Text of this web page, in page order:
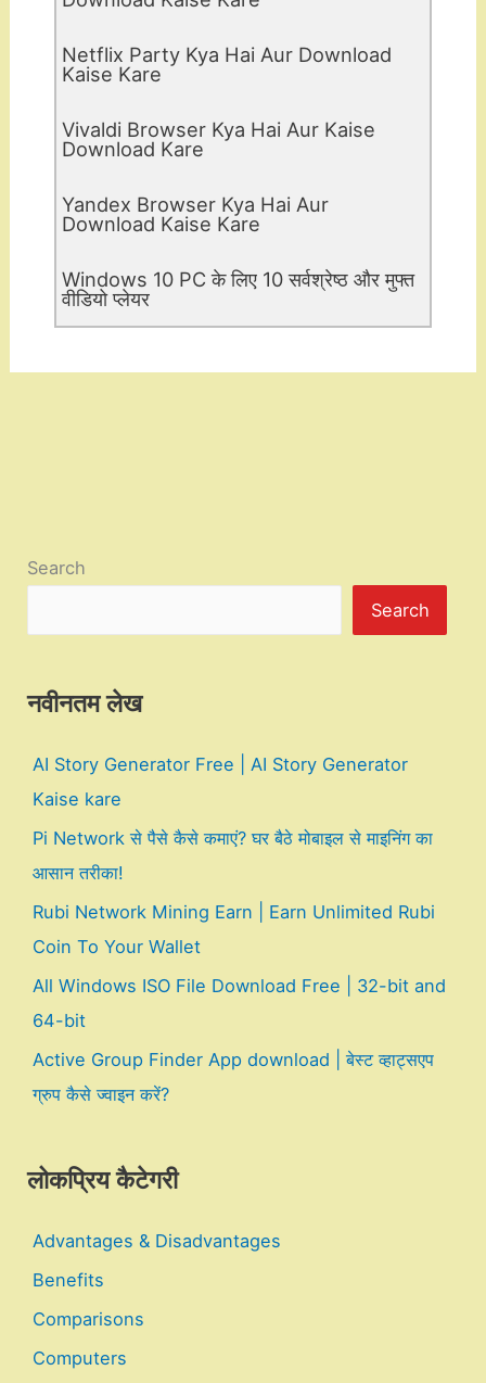
Netflix Party Kya Hai Aur Download
Kaise Kare
Vivaldi Browser Kya Hai Aur Kaise
Download Kare
Yandex Browser Kya Hai Aur
Download Kaise Kare
Windows 10 PC के लिए 10 सर्वश्रेष्ठ और मुफ्त
वीडियो प्लेयर
Search
Search
नवीनतम लेख
AI Story Generator Free | AI Story Generator
Kaise kare
Pi Network से पैसे कैसे कमाएं? घर बैठे मोबाइल से माइनिंग का
आसान तरीका!
Rubi Network Mining Earn | Earn Unlimited Rubi
Coin To Your Wallet
All Windows ISO File Download Free | 32-bit and
64-bit
Active Group Finder App download | बेस्ट व्हाट्सएप
ग्रुप कैसे ज्वाइन करें?
लोकप्रिय कैटेगरी
Advantages & Disadvantages
Benefits
Comparisons
Computers